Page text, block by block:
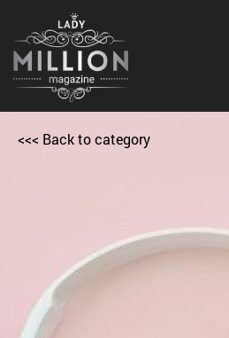
<<< Back to category